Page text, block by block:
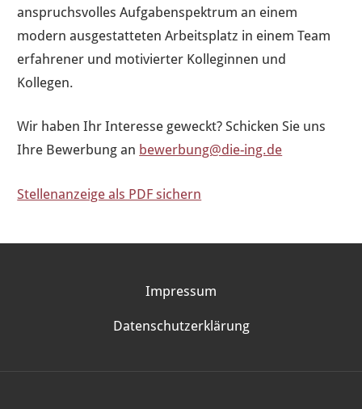
anspruchsvolles Aufgabenspektrum an einem
modern ausgestatteten Arbeitsplatz in einem Team
erfahrener und motivierter Kolleginnen und
Kollegen.
Wir haben Ihr Interesse geweckt? Schicken Sie uns
Ihre Bewerbung an bewerbung@die-ing.de
Stellenanzeige als PDF sichern
INGENIEURE
Impressum
Datenschutzerklärung